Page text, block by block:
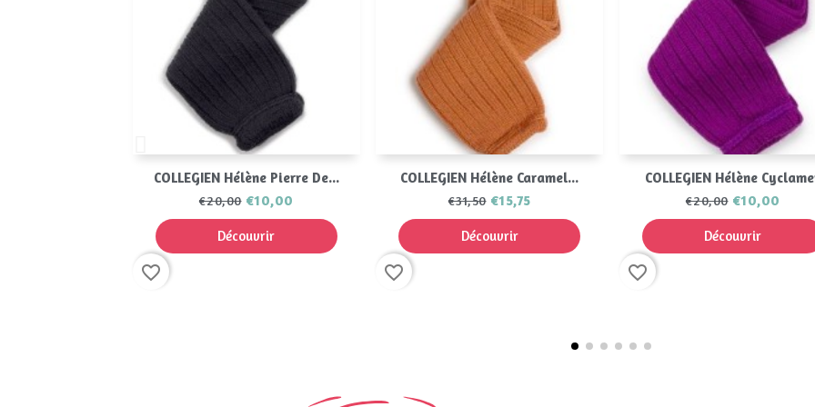
Aperçu rapide
COLLEGIEN Hélène Pierre De...
€20,00 €10,00
Découvrir
favorite_border
Aperçu rapide
COLLEGIEN Hélène Caramel...
€31,50 €15,75
Découvrir
favorite_border
Aperçu rapide
COLLEGIEN Hélène
€20,00 €10,00
Découvrir
favorite_border